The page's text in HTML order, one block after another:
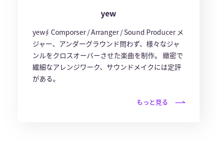
yew
yew∮ Comporser / Arranger / Sound Producer メ
ジャー、アンダーグラウンド問わず、様々なジャ
ンルをクロスオーバーさせた楽曲を制作。 緻密で
繊細なアレンジワーク、サウンドメイクには定評
がある。
もっと見る